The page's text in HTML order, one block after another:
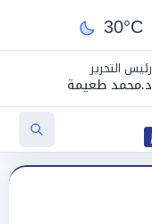
30°C
رئيس التحرير
د.محمد طعيمة